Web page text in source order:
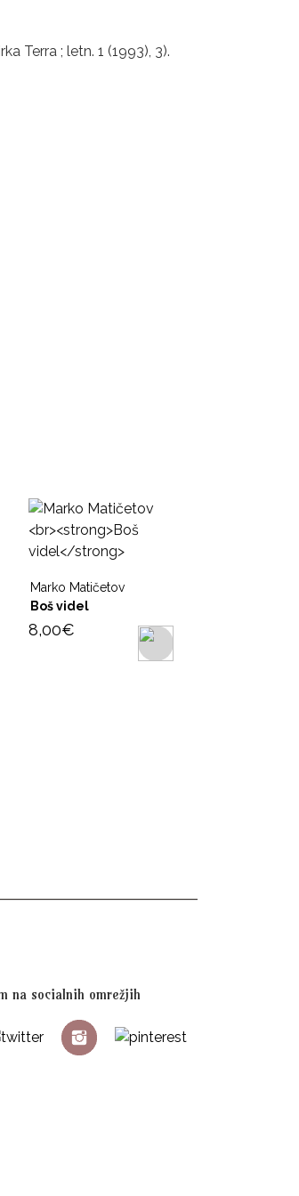
Terra ; letn. 1 (1993), 3).
Marko Matičetov
Boš videl
8,00€
na socialnih omrežjih